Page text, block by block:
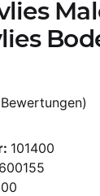
101400